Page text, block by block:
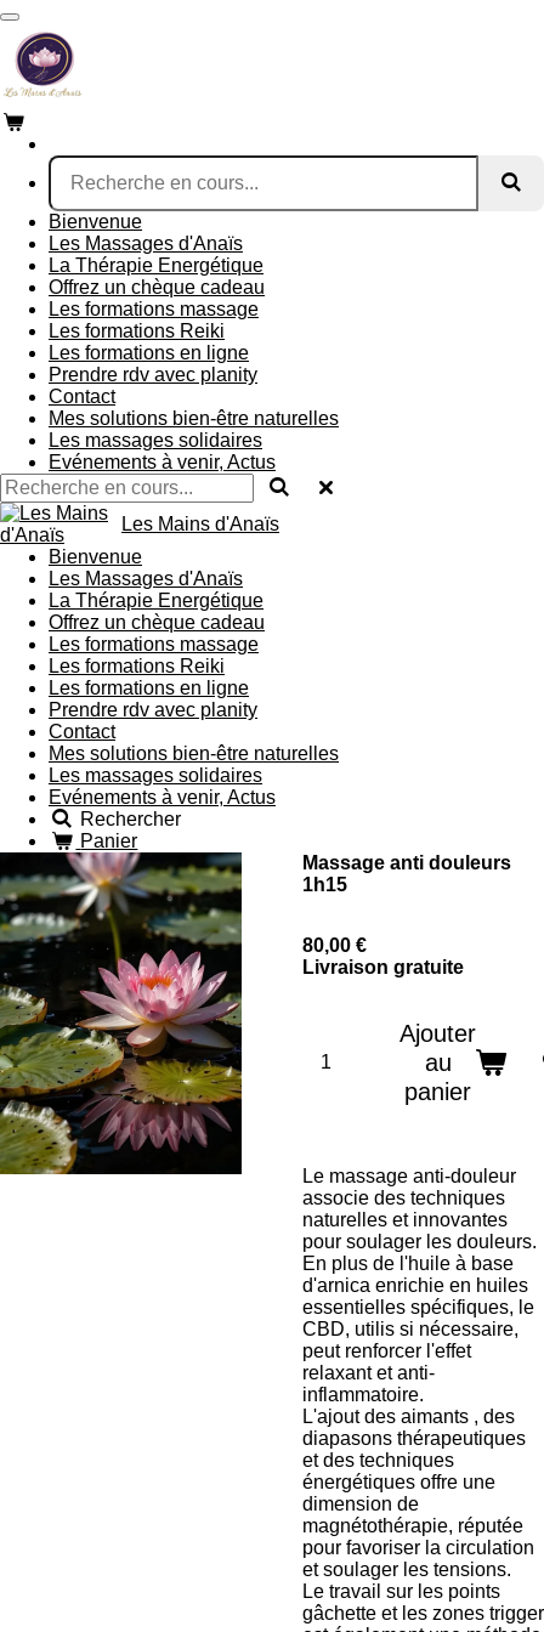
Passer
au
contenu
principal
Bienvenue
Les Massages d'Anaïs
La Thérapie Energétique
Offrez un chèque cadeau
Les formations massage
Les formations Reiki
Les formations en ligne
Prendre rdv avec planity
Contact
Mes solutions bien-être naturelles
Les massages solidaires
Evénements à venir, Actus
Les Mains d'Anaïs
Bienvenue
Les Massages d'Anaïs
La Thérapie Energétique
Offrez un chèque cadeau
Les formations massage
Les formations Reiki
Les formations en ligne
Prendre rdv avec planity
Contact
Mes solutions bien-être naturelles
Les massages solidaires
Evénements à venir, Actus
Rechercher
Panier
Massage anti douleurs
1h15
80,00 €
Livraison gratuite
Ajouter
au
panier
Le massage anti-douleur
associe des techniques
naturelles et innovantes
pour soulager les douleurs.
En plus de l'huile à base
d'arnica enrichie en huiles
essentielles spécifiques, le
CBD, utilis si nécessaire,
peut renforcer l'effet
relaxant et anti-
inflammatoire.
L'ajout des aimants , des
diapasons thérapeutiques
et des techniques
énergétiques offre une
dimension de
magnétothérapie, réputée
pour favoriser la circulation
et soulager les tensions.
Le travail sur les points
gâchette et les zones trigger